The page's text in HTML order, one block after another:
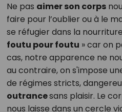
Ne pas aimer son corps
faire pour l’oublier ou à le
se réfugier dans la
foutu pour foutu » car on
cas, notre apparence ne
au contraire, on s'impose
de régimes stricts,
outrancesans plaisir. Le
nous laisse dans un cercle